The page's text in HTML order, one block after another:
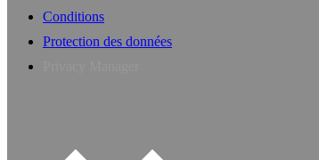
Conditions
Protection des données